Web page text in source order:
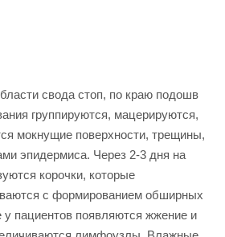
свода стоп, по краю подошв
группируются, мацерируются,
мокнущие поверхности, трещины,
эпидермиса. Через 2-3 дня на
корочки, которые
с формированием обширных
у пациентов появляются жжение и